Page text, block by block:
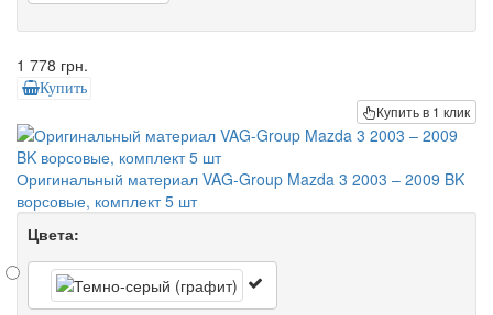
1 778 грн.
Купить
Купить в 1 клик
Оригинальный материал VAG-Group Mazda 3 2003 – 2009 BK
ворсовые, комплект 5 шт
Цвета: